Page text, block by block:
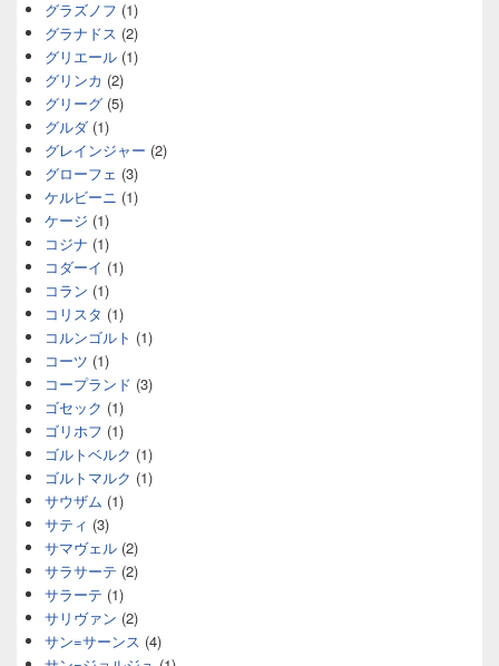
グラズノフ (1)
グラナドス (2)
グリエール (1)
グリンカ (2)
グリーグ (5)
グルダ (1)
グレインジャー (2)
グローフェ (3)
ケルビーニ (1)
ケージ (1)
コジナ (1)
コダーイ (1)
コラン (1)
コリスタ (1)
コルンゴルト (1)
コーツ (1)
コープランド (3)
ゴセック (1)
ゴリホフ (1)
ゴルトベルク (1)
ゴルトマルク (1)
サウザム (1)
サティ (3)
サマヴェル (2)
サラサーテ (2)
サラーテ (1)
サリヴァン (2)
サン=サーンス (4)